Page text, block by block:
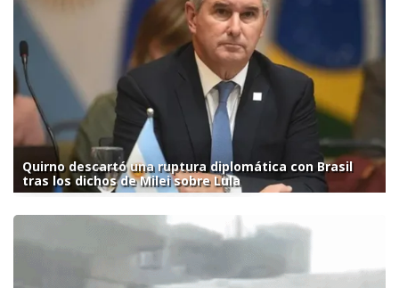
Quirno descartó una ruptura diplomática con Brasil
tras los dichos de Milei sobre Lula